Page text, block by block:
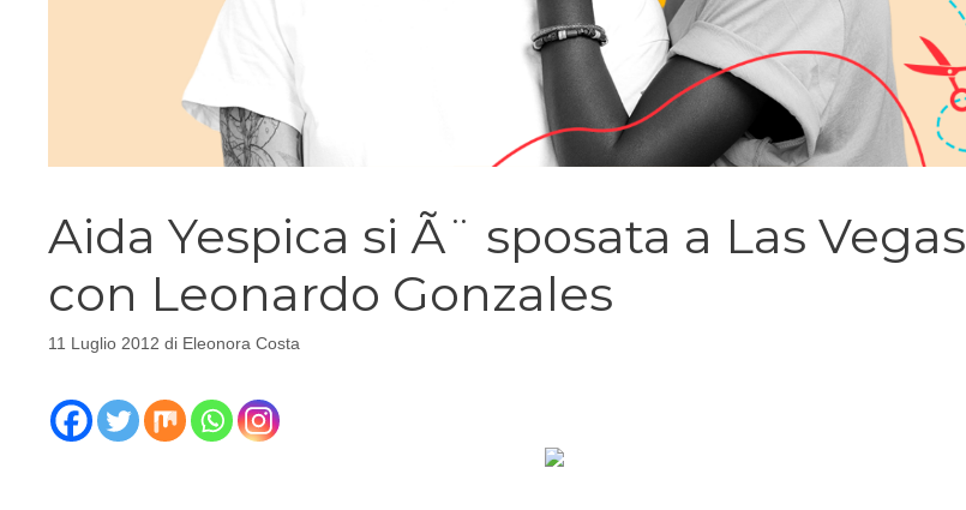
Aida Yespica si Ã¨ sposata a Las Vegas
con Leonardo Gonzales
11 Luglio 2012 di Eleonora Costa